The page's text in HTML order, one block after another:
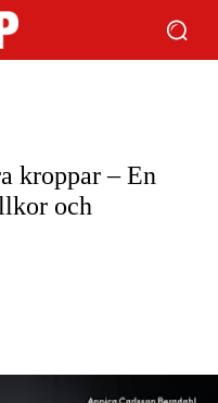
kroppar – En
och